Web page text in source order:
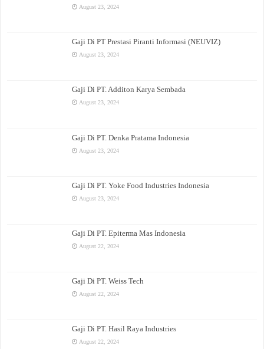
August 23, 2024
Gaji Di PT Prestasi Piranti Informasi (NEUVIZ)
August 23, 2024
Gaji Di PT. Additon Karya Sembada
August 23, 2024
Gaji Di PT. Denka Pratama Indonesia
August 23, 2024
Gaji Di PT. Yoke Food Industries Indonesia
August 23, 2024
Gaji Di PT. Epiterma Mas Indonesia
August 22, 2024
Gaji Di PT. Weiss Tech
August 22, 2024
Gaji Di PT. Hasil Raya Industries
August 22, 2024